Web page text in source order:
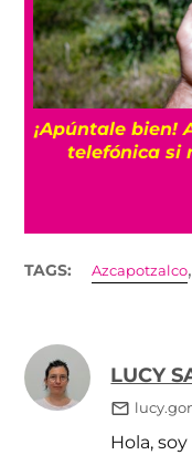
¡Apúntale bien!
telefónica si
TAGS: Azcapotzalco
LUCY
Hola,